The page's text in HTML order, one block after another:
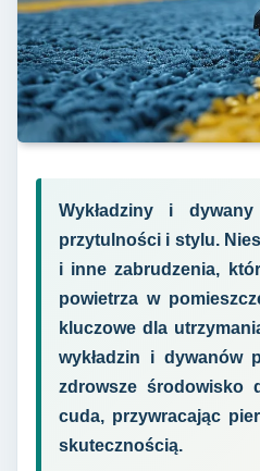
Wykładziny i
przytulności i stylu.
i inne zabrudzenia,
powietrza w
kluczowe dla
wykładzin i dywanów
zdrowsze środowisko
cuda, przywracając
skutecznością.